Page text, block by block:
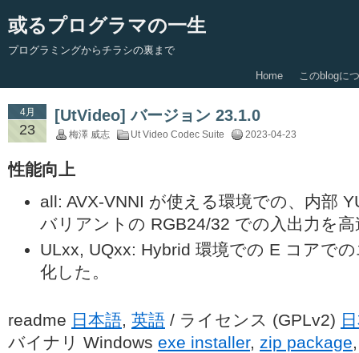
或るプログラマの一生
プログラミングからチラシの裏まで
Home このblogに
4月
23
[UtVideo] バージョン 23.1.0
梅澤 威志 Ut Video Codec Suite 2023-04-23
性能向上
all: AVX-VNNI が使える環境での、内部
バリアントの RGB24/32 での入出力を
ULxx, UQxx: Hybrid 環境での E コアで
化した。
readme 日本語, 英語 / ライセンス (GPLv2)
バイナリ Windows exe installer, zip package